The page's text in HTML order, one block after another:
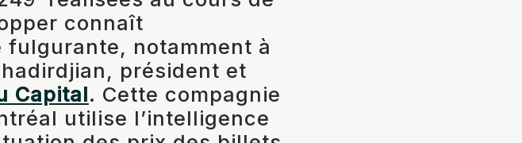
connaît
notamment à
président et
Capital. Cette compagnie
utilise l’intelligence